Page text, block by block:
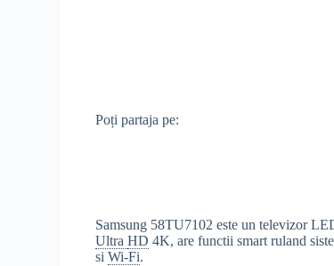
Poți partaja pe:
Samsung 58TU7102 este un televizor
UltraHD 4K, are functii smart ruland
siWi-Fi.